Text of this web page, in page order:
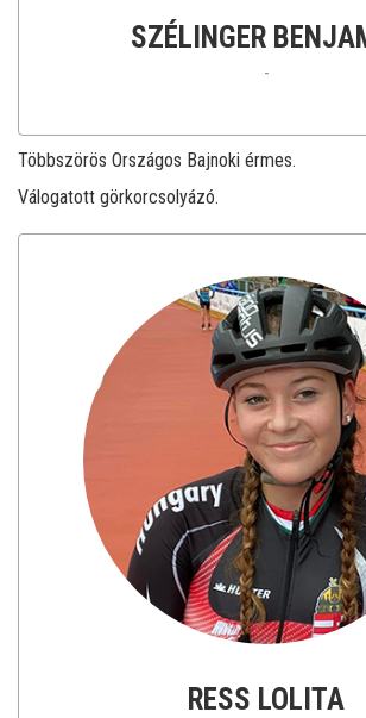
SZÉLINGER
-
Többszörös Országos Bajnoki érmes.
Válogatott görkorcsolyázó.
RESS LOLITA